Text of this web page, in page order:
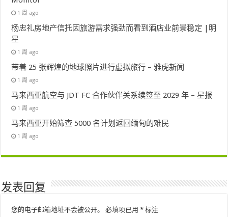
1 周 ago
杨忠礼房地产信托因旅游需求强劲而看到酒店业前景稳定 |明
星
1 周 ago
带着 25 张辉煌的地球照片进行虚拟旅行 – 雅虎新闻
1 周 ago
马来西亚航空与 JDT FC 合作伙伴关系续签至 2029 年 – 星报
1 周 ago
马来西亚开始筛查 5000 名计划返回缅甸的难民
1 周 ago
发表回复
您的电子邮箱地址不会被公开。 必填项已用* 标注